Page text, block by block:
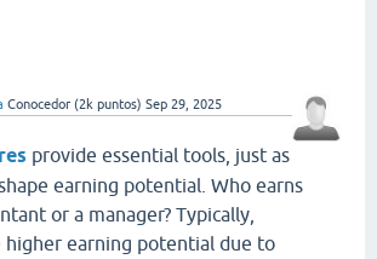
Conocedor (2k puntos) Sep 29, 2025
provide essential tools, just as
earning potential. Who earns
or a manager? Typically,
higher earning potential due to